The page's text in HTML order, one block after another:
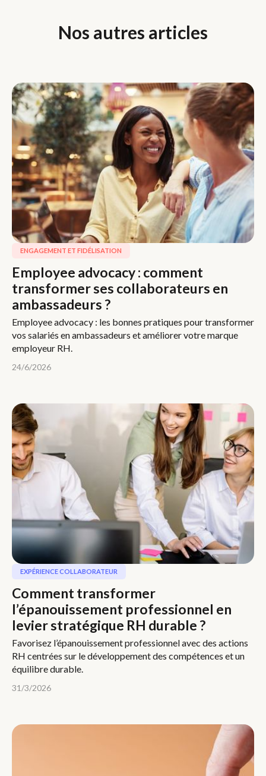
Nos autres articles
ENGAGEMENT ET FIDÉLISATION
Employee advocacy : comment
transformer ses collaborateurs en
ambassadeurs ?
Employee advocacy : les bonnes pratiques pour transformer
vos salariés en ambassadeurs et améliorer votre marque
employeur RH.
24/6/2026
EXPÉRIENCE COLLABORATEUR
Comment transformer
l’épanouissement professionnel en
levier stratégique RH durable ?
Favorisez l’épanouissement professionnel avec des actions
RH centrées sur le développement des compétences et un
équilibre durable.
31/3/2026